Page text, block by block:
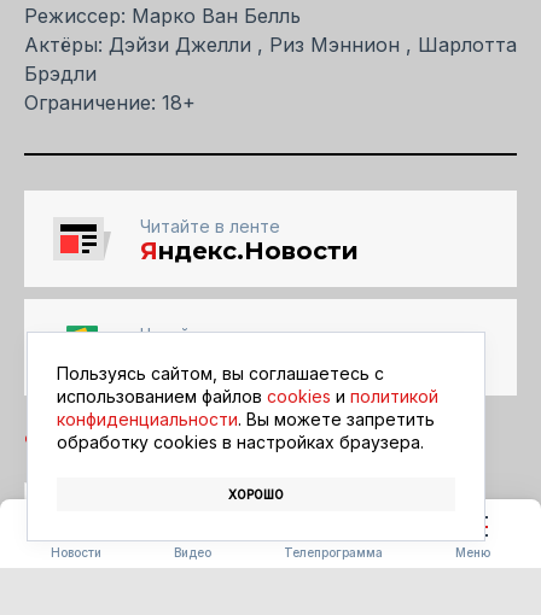
Новости Видео Телепрограмма Меню
Режиссер: Марко Ван Белль
Актёры: Дэйзи Джелли , Риз Мэннион , Шарлотта
Брэдли
Ограничение: 18+
Читайте в ленте
Яндекс.Новости
Читайте в ленте
АФИША
Пользуясь сайтом, вы соглашаетесь с
использованием файлов cookies и политикой
конфиденциальности. Вы можете запретить
обработку сookies в настройках браузера.
ХОРОШО